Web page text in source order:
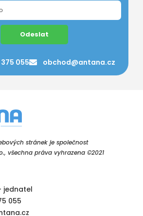
375 055 obchod@antana.cz
stránek je společnost
všechna práva vyhrazena ©2021
055